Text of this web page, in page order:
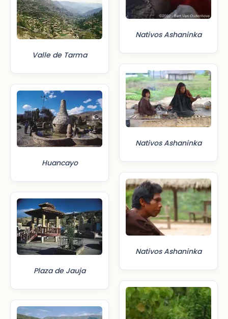
Valle de Tarma
Huancayo
Plaza de Jauja
Nativos Ashaninka
Nativos Ashaninka
Nativos Ashaninka